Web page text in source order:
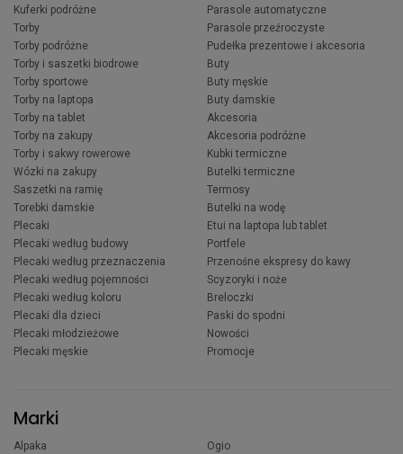
Kuferki podróżne
Torby
Torby podróżne
Torby i saszetki biodrowe
Torby sportowe
Torby na laptopa
Torby na tablet
Torby na zakupy
Torby i sakwy rowerowe
Wózki na zakupy
Saszetki na ramię
Torebki damskie
Plecaki
Plecaki według budowy
Plecaki według przeznaczenia
Plecaki według pojemności
Plecaki według koloru
Plecaki dla dzieci
Plecaki młodzieżowe
Plecaki męskie
Parasole automatyczne
Parasole przeźroczyste
Pudełka prezentowe i akcesoria
Buty
Buty męskie
Buty damskie
Akcesoria
Akcesoria podróżne
Kubki termiczne
Butelki termiczne
Termosy
Butelki na wodę
Etui na laptopa lub tablet
Portfele
Przenośne ekspresy do kawy
Scyzoryki i noże
Breloczki
Paski do spodni
Nowości
Promocje
Marki
Alpaka
Ogio